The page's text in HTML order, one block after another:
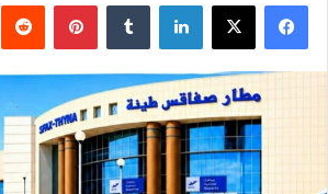
فيسبوك X لينكدإن بينتيريست